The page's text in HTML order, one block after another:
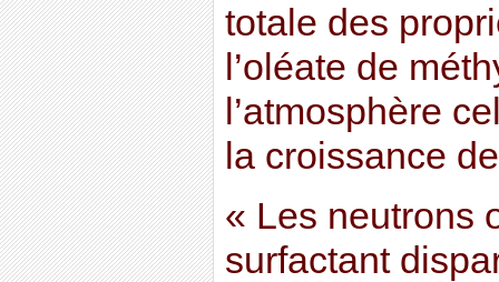
totale des
l’oléate de
l’atmosphère
la croissance
« Les neutrons
surfactant